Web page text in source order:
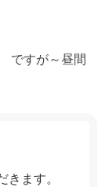
ですが～昼間
きます。